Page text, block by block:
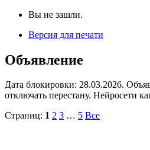
Вы не зашли.
Версия для печати
Объявление
Дата блокировки: 28.03.2026.
отключать перестану. Нейросети
Страниц: 1 2 3 … 5 Все